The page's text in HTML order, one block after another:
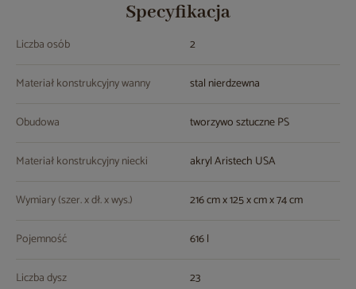
Specyfikacja
Liczba osób 2
Materiał konstrukcyjny wanny stal nierdzewna
Obudowa tworzywo sztuczne PS
Materiał konstrukcyjny niecki akryl Aristech USA
Wymiary (szer. x dł. x wys.) 216 cm x 125 x cm x 74 cm
Pojemność 616 l
Liczba dysz 23